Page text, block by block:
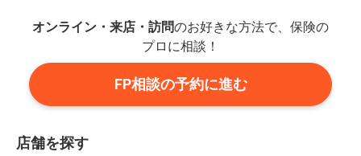
オンライン・来店・訪問のお好きな方法で、保険の
プロに相談！
FP相談の予約に進む
店舗を探す